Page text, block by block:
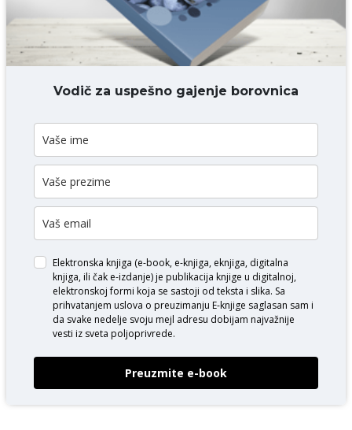
DODAJ KOMENTAR
Vodič za uspešno gajenje borovnica
Elektronska knjiga (e-book, e-knjiga, eknjiga, digitalna
knjiga, ili čak e-izdanje) je publikacija knjige u digitalnoj,
elektronskoj formi koja se sastoji od teksta i slika. Sa
prihvatanjem uslova o preuzimanju E-knjige saglasan sam i
da svake nedelje svoju mejl adresu dobijam najvažnije
vesti iz sveta poljoprivrede.
Preuzmite e-book